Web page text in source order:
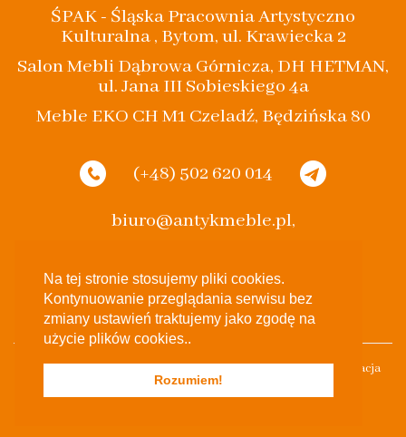
Na tej stronie stosujemy pliki cookies.
Kontynuowanie przeglądania serwisu bez
zmiany ustawień traktujemy jako zgodę na
użycie plików cookies..
Rozumiem!
ŚPAK - Śląska Pracownia Artystyczno
Kulturalna , Bytom, ul. Krawiecka 2
Salon Mebli Dąbrowa Górnicza, DH HETMAN,
ul. Jana III Sobieskiego 4a
Meble EKO CH M1 Czeladź, Będzińska 80
(+48) 502 620 014
biuro@antykmeble.pl,
spak.bytom@gmail.com
Stylowe Eko 2017 Wszelkie Prawa Zastrzeżone Projekt & Realizacja